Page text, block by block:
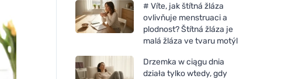
# Víte, jak štítná žláza
ovlivňuje menstruaci a
plodnost? Štítná žláza je
malá žláza ve tvaru motýl
Drzemka w ciągu dnia
działa tylko wtedy, gdy